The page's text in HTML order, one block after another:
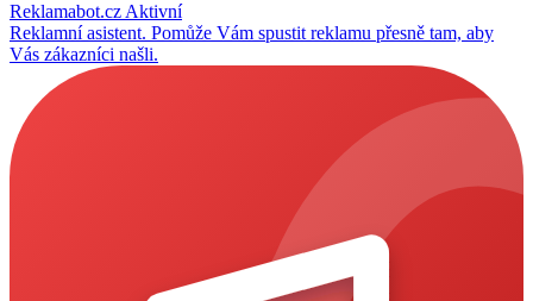
Reklamabot.cz Aktivní
Reklamní asistent. Pomůže Vám spustit reklamu přesně tam, aby
Vás zákazníci našli.